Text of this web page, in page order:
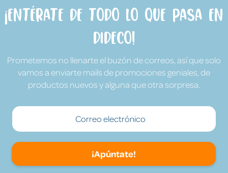
¡Entérate de todo lo que pasa en
Dideco!
Prometemos no llenarte el buzón de correos, así que solo
vamos a enviarte mails de promociones geniales, de
productos nuevos y alguna que otra sorpresa.
¡Apúntate!